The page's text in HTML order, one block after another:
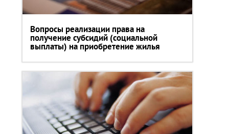
Вопросы реализации права на
получение субсидий (социальной
выплаты) на приобретение жилья